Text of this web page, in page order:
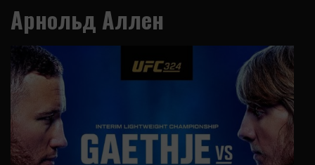
Арнольд Аллен